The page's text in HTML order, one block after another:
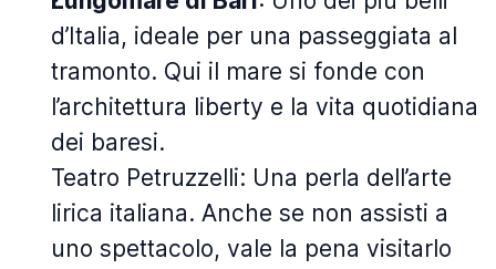
d’Italia, ideale per una passeggiata al
tramonto. Qui il mare si fonde con
l’architettura liberty e la vita quotidiana
dei baresi.
Teatro Petruzzelli: Una perla dell’arte
lirica italiana. Anche se non assisti a
uno spettacolo, vale la pena visitarlo